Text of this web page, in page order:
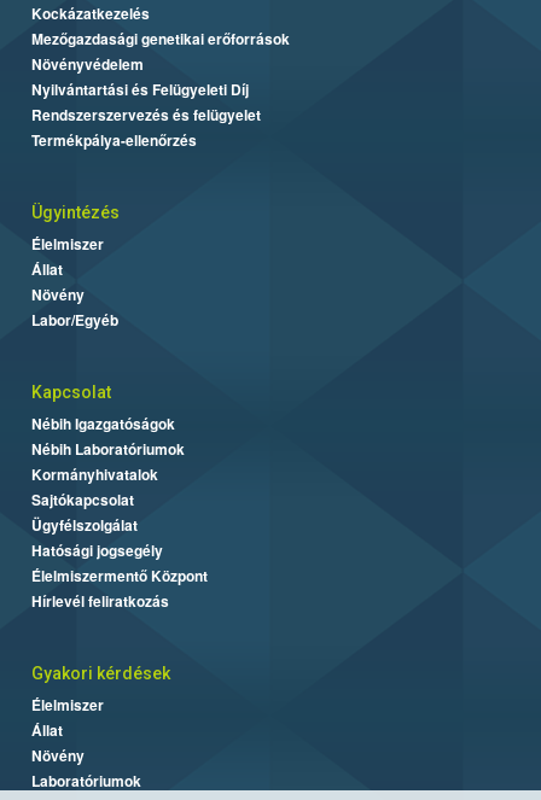
Kockázatkezelés
Mezőgazdasági genetikai erőforrások
Növényvédelem
Nyilvántartási és Felügyeleti Díj
Rendszerszervezés és felügyelet
Termékpálya-ellenőrzés
Ügyintézés
Élelmiszer
Állat
Növény
Labor/Egyéb
Kapcsolat
Nébih Igazgatóságok
Nébih Laboratóriumok
Kormányhivatalok
Sajtókapcsolat
Ügyfélszolgálat
Hatósági jogsegély
Élelmiszermentő Központ
Hírlevél feliratkozás
Gyakori kérdések
Élelmiszer
Állat
Növény
Laboratóriumok